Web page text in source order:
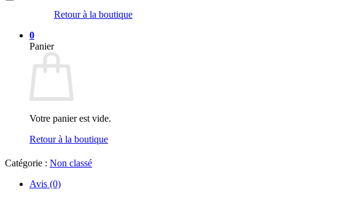
Retour à la boutique
0
Panier
Votre panier est vide.
Retour à la boutique
Catégorie : Non classé
Avis (0)